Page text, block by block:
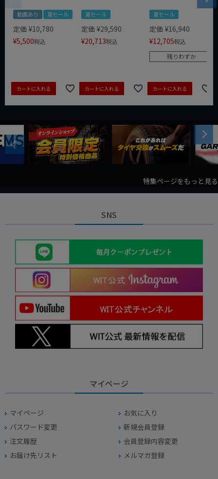
動画あり 夏セール
定価 ¥10,780
¥5,500税込
カートに入れる
夏セール
定価 ¥29,590
¥20,713税込
カートに入れる
夏セール
定価 ¥16,940
¥12,705税込
残りわずか
カートに入れる
Previous
Next
特集ページをもっと見る
SNS
マイページ
マイページ
お気に入り
パスワード変更
新規会員登録
注文履歴
会員登録内容変更
お届け先リスト
メルマガ登録